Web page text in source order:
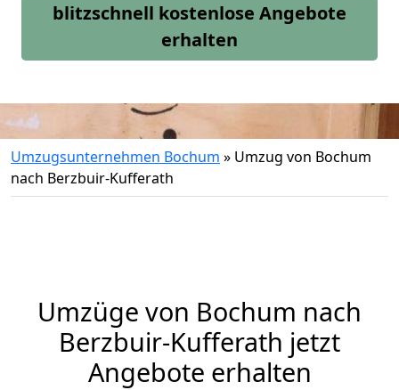
blitzschnell kostenlose Angebote
erhalten
Umzugsunternehmen Bochum » Umzug von Bochum
nach Berzbuir-Kufferath
Umzüge von Bochum nach
Berzbuir-Kufferath jetzt
Angebote erhalten